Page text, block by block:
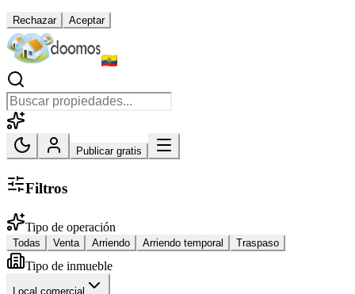
Rechazar Aceptar
Publicar gratis
Filtros
Tipo de operación
Todas Venta Arriendo Arriendo temporal Traspaso
Tipo de inmueble
Local comercial